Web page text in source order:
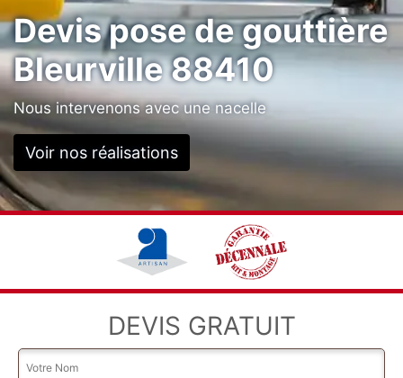
Devis pose de gouttière
Bleurville 88410
Nous intervenons avec une nacelle
Voir nos réalisations
DEVIS GRATUIT